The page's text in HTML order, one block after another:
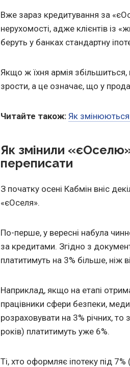
Вже зараз кредитування за
нерухомості, адже клієнтів із
беруть у банках стандартну
Якщо ж їхня армія
зрости, а це означає, що у
Читайте також: Як
Як змінили
переписати
З початку осені Кабмін вніс
«єОселя».
По-перше, у вересні набула
за кредитами. Згідно з
платитимуть на 3% більше, ніж
Наприклад, якщо на етапі
працівники сфери безпеки,
розраховувати на 3% річних,
років) платитимуть уже 6%.
Ті, хто оформляє іпотеку під 7%